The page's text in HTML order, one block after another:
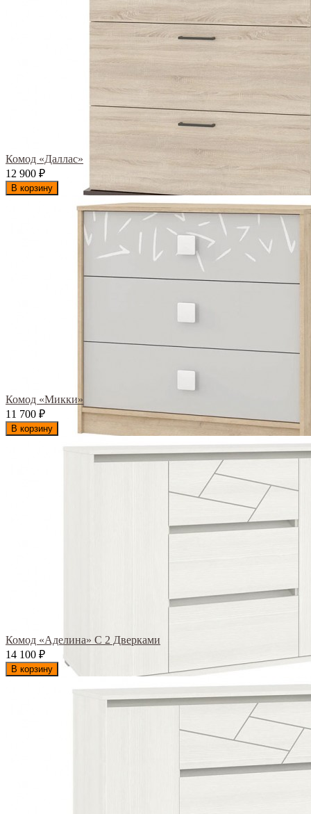
Комод «Даллас»
12 900 ₽
В корзину
Комод «Микки»
11 700 ₽
В корзину
Комод «Аделина» С 2 Дверками
14 100 ₽
В корзину